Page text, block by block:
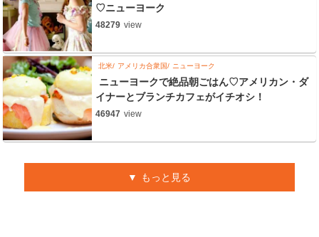
♡ニューヨーク
48279 view
北米 アメリカ合衆国 ニューヨーク
ニューヨークで絶品朝ごはん♡アメリカン・ダ
イナーとブランチカフェがイチオシ！
46947 view
もっと見る